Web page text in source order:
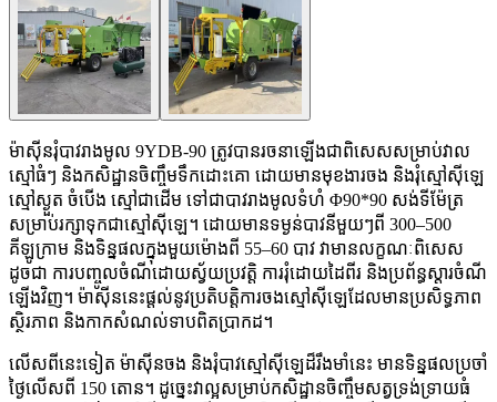
ម៉ាស៊ីនរុំបាវរាងមូល 9YDB-90 ត្រូវបានរចនាឡើងជាពិសេសសម្រាប់វាល
ស្មៅធំៗ និងកសិដ្ឋានចិញ្ចឹមទឹកដោះគោ ដោយមានមុខងារចង និងរុំស្មៅស៊ីឡេ
ស្មៅស្ងួត ចំបើង ស្មៅជាដើម ទៅជាបាវរាងមូលទំហំ Φ90*90 សង់ទីម៉ែត្រ
សម្រាប់រក្សាទុកជាស្មៅស៊ីឡេ។ ដោយមានទម្ងន់បាវនីមួយៗពី 300–500
គីឡូក្រាម និងទិន្នផលក្នុងមួយម៉ោងពី 55–60 បាវ វាមានលក្ខណៈពិសេស
ដូចជា ការបញ្ចូលចំណីដោយស្វ័យប្រវត្តិ ការរុំដោយដៃពីរ និងប្រព័ន្ធស្តារចំណី
ឡើងវិញ។ ម៉ាស៊ីននេះផ្តល់នូវប្រតិបត្តិការចងស្មៅស៊ីឡេដែលមានប្រសិទ្ធភាព
ស្ថិរភាព និងកាកសំណល់ទាបពិតប្រាកដ។
លើសពីនេះទៀត ម៉ាស៊ីនចង និងរុំបាវស្មៅស៊ីឡេដ៏រឹងមាំនេះ មានទិន្នផលប្រចាំ
ថ្ងៃលើសពី 150 តោន។ ដូច្នេះវាល្អសម្រាប់កសិដ្ឋានចិញ្ចឹមសត្វទ្រង់ទ្រាយធំ